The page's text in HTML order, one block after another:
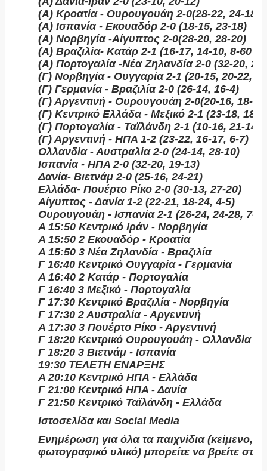
(A) Κροατία - Ουρουγουάη 2-0(28-22, 24-18)
(A) Ισπανία - Εκουαδόρ 2-0 (18-15, 23-18)
(A) Νορβηγία -Αίγυπτος 2-0(28-20, 28-20)
(A) Βραζιλία- Κατάρ 2-1 (16-17, 14-10, 8-60
(A) Πορτογαλία -Νέα Ζηλανδία 2-0 (32-20,
(Γ) Νορβηγία - Ουγγαρία 2-1 (20-15, 20-22, 9-
(Γ) Γερμανία - Βραζιλία 2-0 (26-14, 16-4)
(Γ) Αργεντινή - Ουρουγουάη 2-0(20-16, 18-
(Γ) Κεντρικό Ελλάδα - Μεξικό 2-1 (23-18, 18-
(Γ) Πορτογαλία - Ταϊλάνδη 2-1 (10-16, 21-14,
(Γ) Αργεντινή - ΗΠΑ 1-2 (23-22, 16-17, 6-7)
Ολλανδία - Αυστραλία 2-0 (24-14, 28-10)
Ισπανία - ΗΠΑ 2-0 (32-20, 19-13)
Δανία- Βιετνάμ 2-0 (25-16, 24-21)
Ελλάδα- Πουέρτο Ρίκο 2-0 (30-13, 27-20)
Αίγυπτος - Δανία 1-2 (22-21, 18-24, 4-5)
Ουρουγουάη - Ισπανία 2-1 (26-24, 24-28, 7-2)
Α 15:50 Κεντρικό Ιράν - Νορβηγία
Α 15:50 2 Εκουαδόρ - Κροατία
Α 15:50 3 Νέα Ζηλανδία - Βραζιλία
Γ 16:40 Κεντρικό Ουγγαρία - Γερμανία
Α 16:40 2 Κατάρ - Πορτογαλία
Γ 16:40 3 Μεξικό - Πορτογαλία
Γ 17:30 Κεντρικό Βραζιλία - Νορβηγία
Γ 17:30 2 Αυστραλία - Αργεντινή
Α 17:30 3 Πουέρτο Ρίκο - Αργεντινή
Γ 18:20 Κεντρικό Ουρουγουάη - Ολλανδία
Γ 18:20 3 Βιετνάμ - Ισπανία
19:30 ΤΕΛΕΤΗ ΕΝΑΡΞΗΣ
Α 20:10 Κεντρικό ΗΠΑ - Ελλάδα
Γ 21:00 Κεντρικό ΗΠΑ - Δανία
Γ 21:50 Κεντρικό Ταϊλάνδη - Ελλάδα
Ιστοσελίδα και Social Media
Ενημέρωση για όλα τα παιχνίδια (κείμενο,
φωτογραφικό υλικό) μπορείτε να βρείτε στην